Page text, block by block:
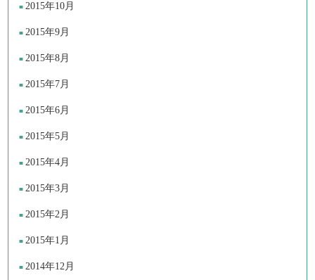
2015年10月
2015年9月
2015年8月
2015年7月
2015年6月
2015年5月
2015年4月
2015年3月
2015年2月
2015年1月
2014年12月